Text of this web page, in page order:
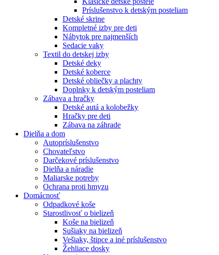
Príslušenstvo k detským posteliam
Detské skrine
Kompletné izby pre deti
Nábytok pre najmenších
Sedacie vaky
Textil do detskej izby
Detské deky
Detské koberce
Detské obliečky a plachty
Doplnky k detským posteliam
Zábava a hračky
Detské autá a kolobežky
Hračky pre deti
Zábava na záhrade
Dielňa a dom
Autopríslušenstvo
Chovateľstvo
Darčekové príslušenstvo
Dielňa a náradie
Maliarske potreby
Ochrana proti hmyzu
Domácnosť
Odpadkové koše
Starostlivosť o bielizeň
Koše na bielizeň
Sušiaky na bielizeň
Vešiaky, štipce a iné príslušenstvo
Žehliace dosky